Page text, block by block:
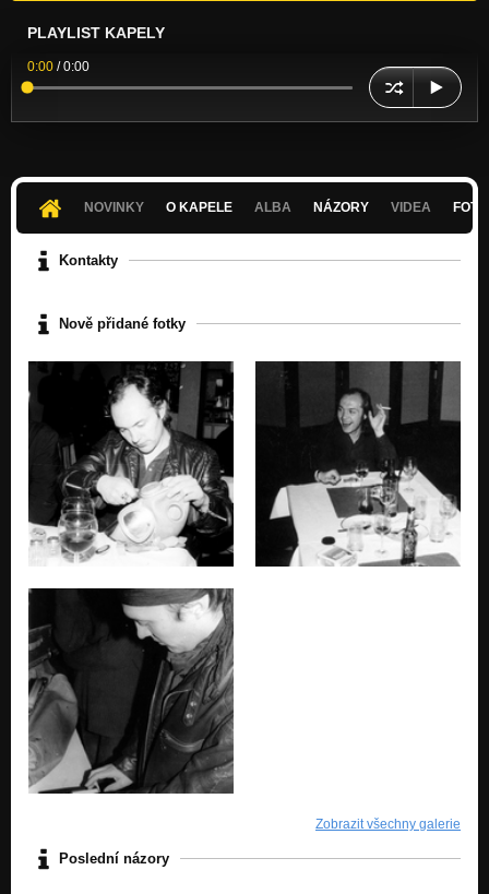
PLAYLIST KAPELY
0:00 /0:00
NOVINKY O KAPELE ALBA NÁZORY VIDEA
Kontakty
Nově přidané fotky
Zobrazit všechny galerie
Poslední názory